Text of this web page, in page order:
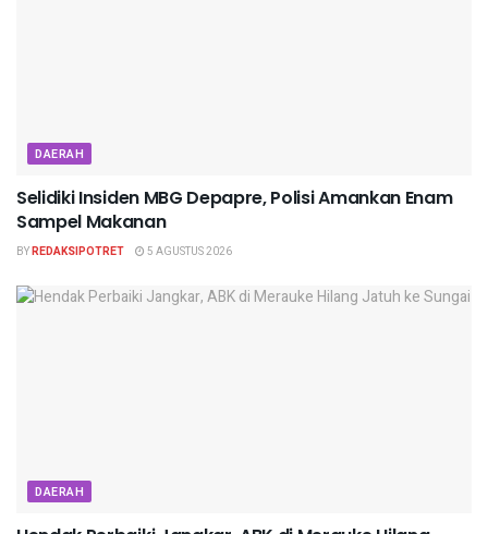
DAERAH
Selidiki Insiden MBG Depapre, Polisi Amankan Enam
Sampel Makanan
BYREDAKSIPOTRET 5 AGUSTUS 2026
DAERAH